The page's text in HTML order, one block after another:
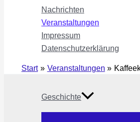
Nachrichten
Veranstaltungen
Impressum
Datenschutzerklärung
Start Veranstaltungen
Geschichte